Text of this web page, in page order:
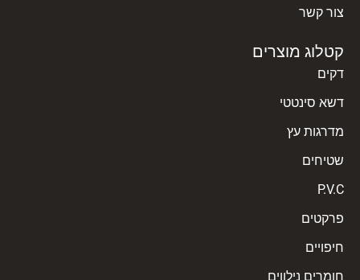
צור קשר
קטלוג מוצרים
דקים
דשא סינטטי
מדרגות עץ
שטיחים
P.V.C
פרקטים
חיפויים
חומרים נילווים